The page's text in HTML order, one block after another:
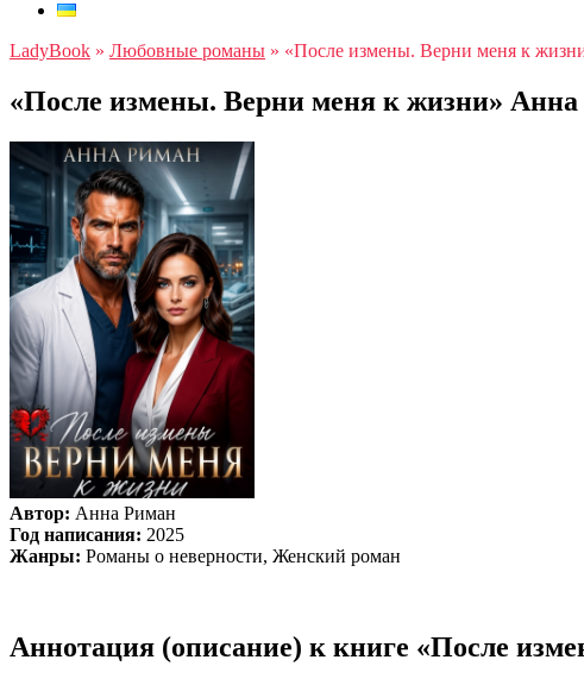
LadyBook » Любовные романы » «После измены. Верни меня к
«После измены. Верни меня к жизни»
Автор: Анна Риман
Год написания: 2025
Жанры: Романы о неверности, Женский роман
Аннотация (описание) к книге «После